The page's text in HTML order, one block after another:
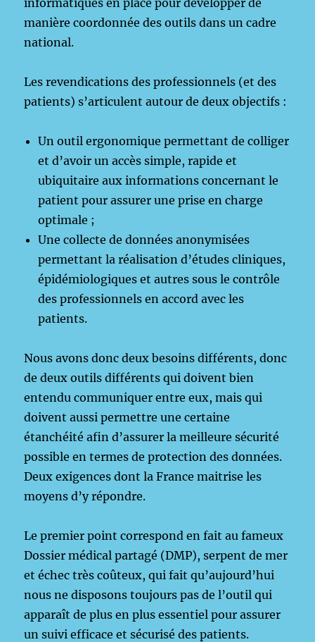
informatiques en place pour développer de
manière coordonnée des outils dans un cadre
national.
Les revendications des professionnels (et des
patients) s’articulent autour de deux objectifs :
Un outil ergonomique permettant de colliger
et d’avoir un accès simple, rapide et
ubiquitaire aux informations concernant le
patient pour assurer une prise en charge
optimale ;
Une collecte de données anonymisées
permettant la réalisation d’études cliniques,
épidémiologiques et autres sous le contrôle
des professionnels en accord avec les
patients.
Nous avons donc deux besoins différents, donc
de deux outils différents qui doivent bien
entendu communiquer entre eux, mais qui
doivent aussi permettre une certaine
étanchéité afin d’assurer la meilleure sécurité
possible en termes de protection des données.
Deux exigences dont la France maitrise les
moyens d’y répondre.
Le premier point correspond en fait au fameux
Dossier médical partagé (DMP), serpent de mer
et échec très coûteux, qui fait qu’aujourd’hui
nous ne disposons toujours pas de l’outil qui
apparaît de plus en plus essentiel pour assurer
un suivi efficace et sécurisé des patients.